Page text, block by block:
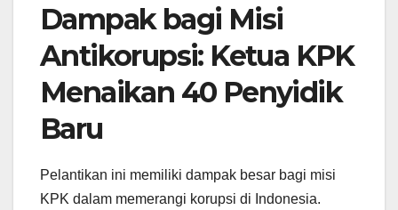
Dampak bagi Misi
Antikorupsi: Ketua KPK
Menaikan 40 Penyidik
Baru
Pelantikan ini memiliki dampak besar bagi misi
KPK dalam memerangi korupsi di Indonesia.